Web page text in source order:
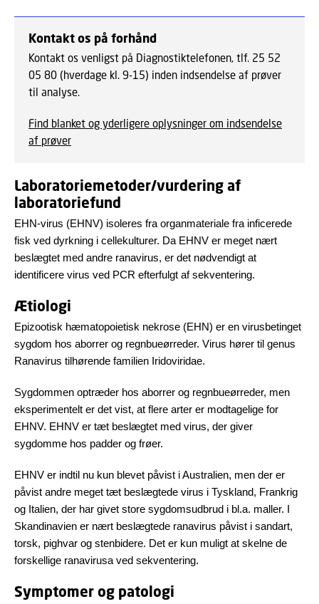
Kontakt os på forhånd
Kontakt os venligst på Diagnostiktelefonen, tlf. 25 52
05 80 (hverdage kl. 9-15) inden indsendelse af prøver
til analyse.
Find blanket og yderligere oplysninger om indsendelse
af prøver
Laboratoriemetoder/vurdering af
laboratoriefund
EHN-virus (EHNV) isoleres fra organmateriale fra inficerede
fisk ved dyrkning i cellekulturer. Da EHNV er meget nært
beslægtet med andre ranavirus, er det nødvendigt at
identificere virus ved PCR efterfulgt af sekventering.
Ætiologi
Epizootisk hæmatopoietisk nekrose (EHN) er en virusbetinget
sygdom hos aborrer og regnbueørreder. Virus hører til genus
Ranavirus tilhørende familien Iridoviridae.
Sygdommen optræder hos aborrer og regnbueørreder, men
eksperimentelt er det vist, at flere arter er modtagelige for
EHNV. EHNV er tæt beslægtet med virus, der giver
sygdomme hos padder og frøer.
EHNV er indtil nu kun blevet påvist i Australien, men der er
påvist andre meget tæt beslægtede virus i Tyskland, Frankrig
og Italien, der har givet store sygdomsudbrud i bl.a. maller. I
Skandinavien er nært beslægtede ranavirus påvist i sandart,
torsk, pighvar og stenbidere. Det er kun muligt at skelne de
forskellige ranavirusa ved sekventering.
Symptomer og patologi